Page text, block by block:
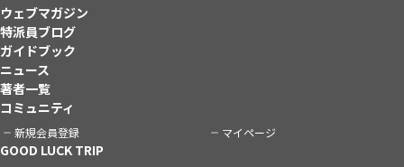
ウェブマガジン
特派員ブログ
ガイドブック
ニュース
著者一覧
コミュニティ
新規会員登録 マイページ
GOOD LUCK TRIP